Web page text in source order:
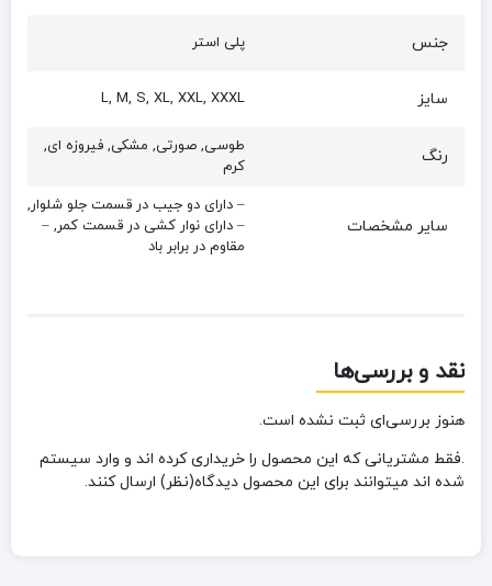
جنس پلی استر
سایز L, M, S, XL, XXL, XXXL
رنگ
طوسی, صورتی, مشکی, فیروزه ای,
کرم
سایر مشخصات
– دارای دو جیب در قسمت جلو شلوار,
– دارای نوار کشی در قسمت کمر, –
مقاوم در برابر باد
نقد و بررسی‌ها
هنوز بررسی‌ای ثبت نشده است.
.فقط مشتریانی که این محصول را خریداری کرده اند و وارد سیستم
شده اند میتوانند برای این محصول دیدگاه(نظر) ارسال کنند.